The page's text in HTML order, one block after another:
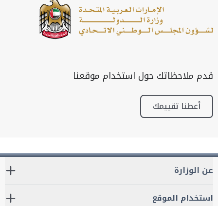
قدم ملاحظاتك حول استخدام موقعنا
أعطنا تقييمك
عن الوزارة
استخدام الموقع